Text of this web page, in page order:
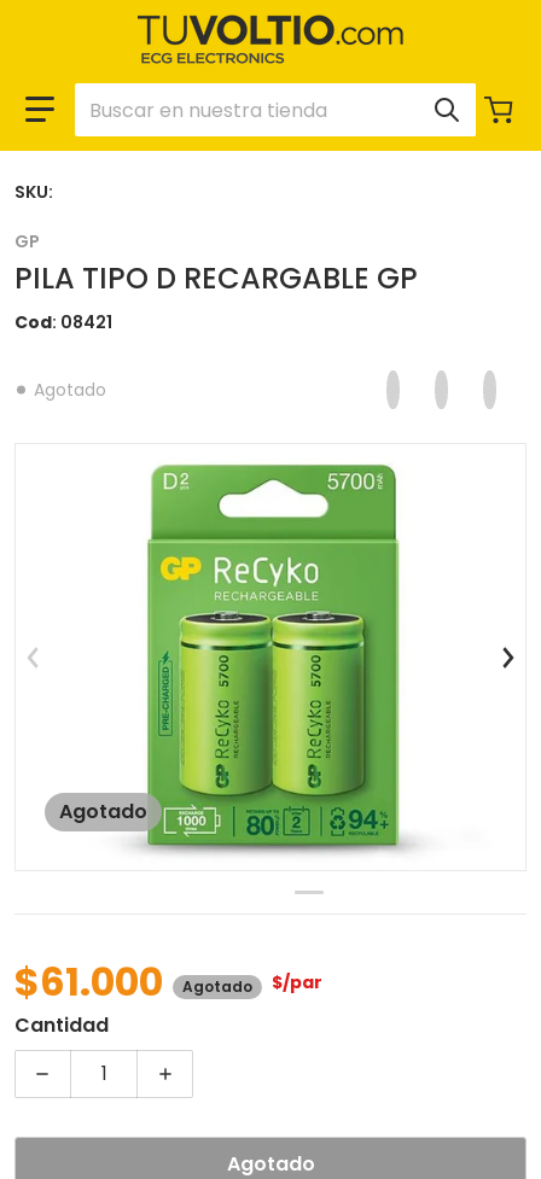
Buscar en nuestra tienda
Agotado
Abrir contenido
GP
PILA TIPO D RECARGABLE GP
Cod 08421
Agotado Compartir en
Se abre en una
Twittear
Se abre
Se
Precio regular
$61.000 Agotado $/par
SKU:
Cantidad
Agotado